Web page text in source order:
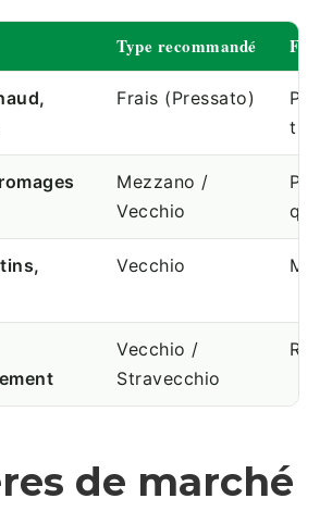
Type recommandé
Frais (Pressato)
Mezzano /
Vecchio
Vecchio
Vecchio /
Stravecchio
de marché